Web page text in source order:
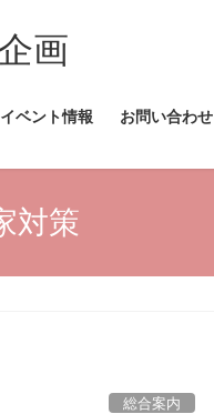
イベント情報 お問い合わせ
対策
総合案内